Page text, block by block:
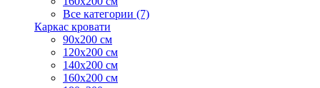
Все категории (7)
Каркас кровати
90х200 см
120х200 см
140х200 см
160х200 см